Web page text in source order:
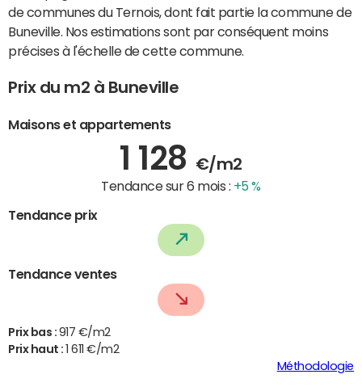
de communes du Ternois, dont fait partie la commune de
Buneville. Nos estimations sont par conséquent moins
précises à l'échelle de cette commune.
Prix du m2 à Buneville
Maisons et appartements
1 128 €/m2
Tendance sur 6 mois : +5 %
Tendance prix
Tendance ventes
Prix bas : 917 €/m2
Prix haut :
1 611 €/m2
Méthodologie